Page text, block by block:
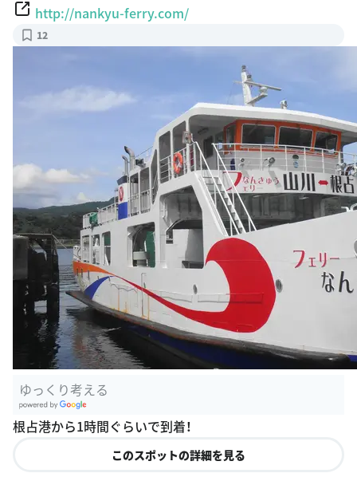
http://nankyu-ferry.com/
12
ゆっくり考える
oogle Plac
根占港から1時間ぐらいで到着！
このスポットの詳細を見る